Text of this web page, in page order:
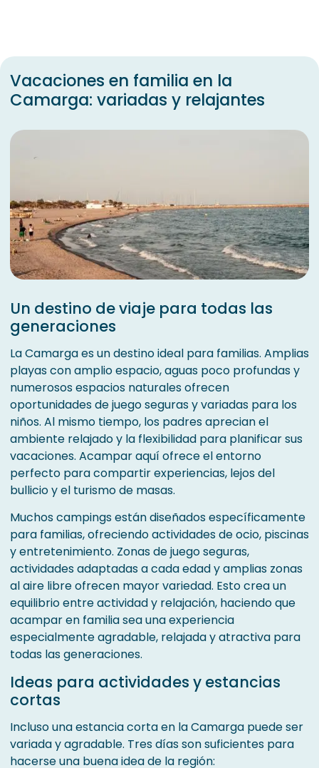
Vacaciones en familia en la
Camarga: variadas y relajantes
Un destino de viaje para todas las
generaciones
La Camarga es un destino ideal para familias. Amplias
playas con amplio espacio, aguas poco profundas y
numerosos espacios naturales ofrecen
oportunidades de juego seguras y variadas para los
niños. Al mismo tiempo, los padres aprecian el
ambiente relajado y la flexibilidad para planificar sus
vacaciones. Acampar aquí ofrece el entorno
perfecto para compartir experiencias, lejos del
bullicio y el turismo de masas.
Muchos campings están diseñados específicamente
para familias, ofreciendo actividades de ocio, piscinas
y entretenimiento. Zonas de juego seguras,
actividades adaptadas a cada edad y amplias zonas
al aire libre ofrecen mayor variedad. Esto crea un
equilibrio entre actividad y relajación, haciendo que
acampar en familia sea una experiencia
especialmente agradable, relajada y atractiva para
todas las generaciones.
Ideas para actividades y estancias
cortas
Incluso una estancia corta en la Camarga puede ser
variada y agradable. Tres días son suficientes para
hacerse una buena idea de la región: